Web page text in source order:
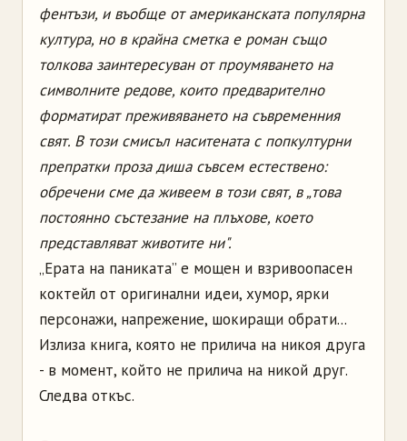
фентъзи, и въобще от американската популярна
култура, но в крайна сметка е роман също
толкова заинтересуван от проумяването на
символните редове, които предварително
форматират преживяването на съвременния
свят. В този смисъл наситената с попкултурни
препратки проза диша съвсем естествено:
обречени сме да живеем в този свят, в „това
постоянно състезание на плъхове, което
представляват животите ни".
„Ерата на паниката” е мощен и взривоопасен
коктейл от оригинални идеи, хумор, ярки
персонажи, напрежение, шокиращи обрати...
Излиза книга, която не прилича на никоя друга
- в момент, който не прилича на никой друг.
Следва откъс.